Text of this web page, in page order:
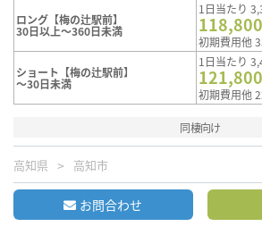
ロング【梅の辻駅前】
30日以上～360日未満
1日当たり
118,800
初期費用他
ショート【梅の辻駅前】
～30日未満
1日当たり
121,800
初期費用他
同棲向け
高知県 高知市
お問合わせ